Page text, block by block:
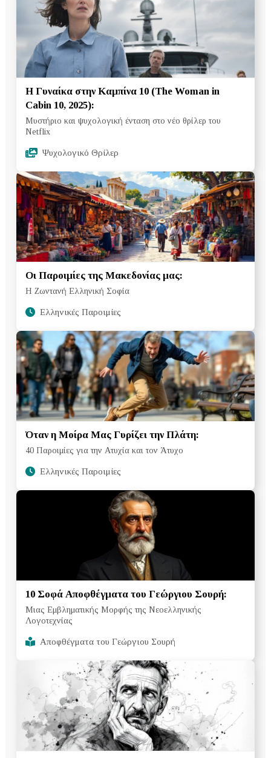
Η Γυναίκα στην Καμπίνα 10 (The Woman in
Cabin 10, 2025):
Μυστήριο και ψυχολογική ένταση στο νέο θρίλερ του
Netflix
Ψυχολογικό Θρίλερ
Οι Παροιμίες της Μακεδονίας μας:
Η Ζωντανή Ελληνική Σοφία
Ελληνικές Παροιμίες
Όταν η Μοίρα Μας Γυρίζει την Πλάτη:
40 Παροιμίες για την Ατυχία και τον Άτυχο
Ελληνικές Παροιμίες
10 Σοφά Αποφθέγματα του Γεώργιου Σουρή:
Μιας Εμβληματικής Μορφής της Νεοελληνικής
Λογοτεχνίας
Αποφθέγματα του Γεώργιου Σουρή